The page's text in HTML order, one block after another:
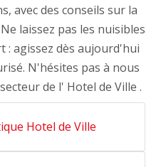
avec des conseils sur la
laissez pas les nuisibles
agissez dès aujourd'hui
N'hésites pas à nous
de l' Hotel de Ville .
Hotel de Ville